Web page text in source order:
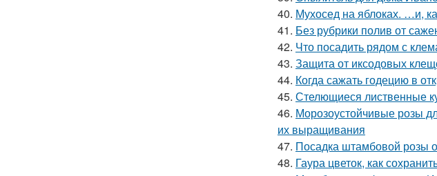
40. Мухосед на яблоках. …и,
41. Без рубрики полив от
42. Что посадить рядом с
43. Защита от иксодовых
44. Когда сажать годецию в
45. Стелющиеся лиственные
46. Морозоустойчивые розы
их выращивания
47. Посадка штамбовой розы
48. Гаура цветок, как